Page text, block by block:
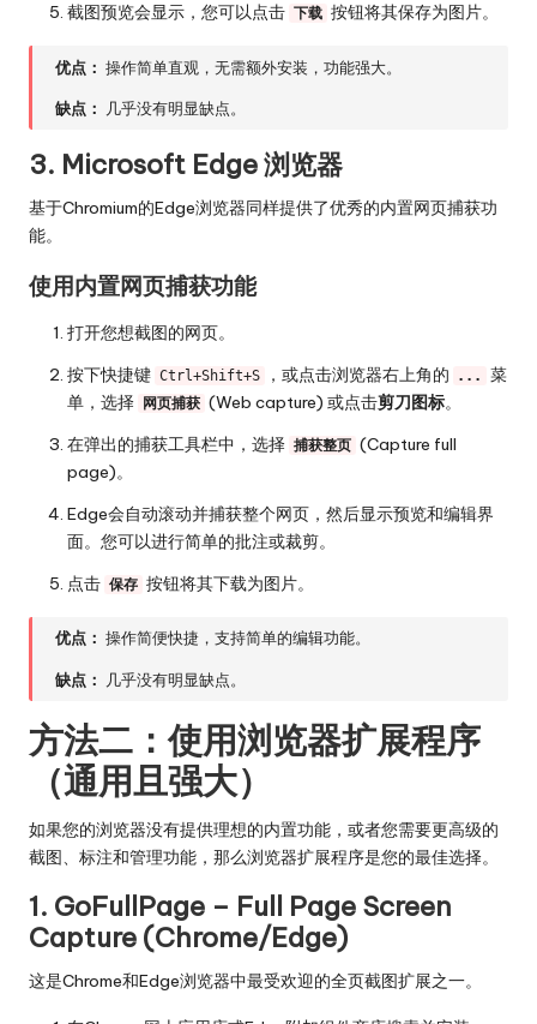
截图预览会显示，您可以点击 下载 按钮将其保存为图片。
优点： 操作简单直观，无需额外安装，功能强大。
缺点： 几乎没有明显缺点。
3. Microsoft Edge 浏览器
基于Chromium的Edge浏览器同样提供了优秀的内置网页捕获功
能。
使用内置网页捕获功能
打开您想截图的网页。
按下快捷键 Ctrl+Shift+S ，或点击浏览器右上角的 ...
菜
单，选择
网页捕获 (Web capture) 或点击剪刀图标。
在弹出的捕获工具栏中，选择 捕获整页 (Capture full
page)。
Edge会自动滚动并捕获整个网页，然后显示预览和编辑界
面。您可以进行简单的批注或裁剪。
点击 保存 按钮将其下载为图片。
优点： 操作简便快捷，支持简单的编辑功能。
缺点： 几乎没有明显缺点。
方法二：使用浏览器扩展程序
（通用且强大）
如果您的浏览器没有提供理想的内置功能，或者您需要更高级的
截图、标注和管理功能，那么浏览器扩展程序是您的最佳选择。
1. GoFullPage – Full Page Screen
Capture (Chrome/Edge)
这是Chrome和Edge浏览器中最受欢迎的全页截图扩展之一。